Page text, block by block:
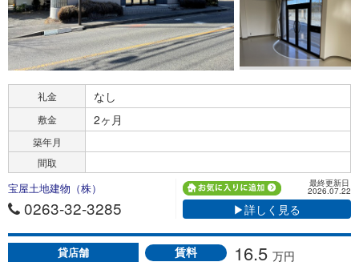
礼金 なし
敷金 2ヶ月
築年月
間取
宝屋土地建物（株）
0263-32-3285
最終更新日
2026.07.22
▶詳しく見る
貸店舗 賃料 16.5 万円